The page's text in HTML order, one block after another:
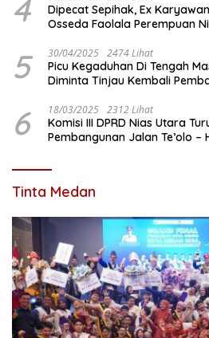
4
Dipecat Sepihak, Ex
Osseda Faolala Perempuan
5 30/04/2025 2474 Lihat
Picu Kegaduhan Di Tengah
Diminta Tinjau Kembali
6 18/03/2025 2312 Lihat
Komisi III DPRD Nias Utara
Pembangunan Jalan Te’olo –
Tinta Medan